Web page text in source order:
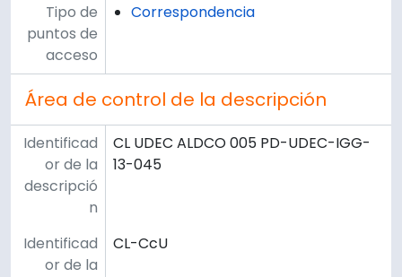
Tipo de
puntos de
acceso
Correspondencia
Área de control de la descripción
Identificad
or de la
descripció
n
CL UDEC ALDCO 005 PD-UDEC-IGG-
13-045
Identificad
or de la
CL-CcU